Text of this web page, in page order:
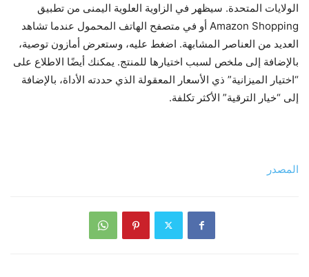
الولايات المتحدة. سيظهر في الزاوية العلوية اليمنى من تطبيق
Amazon Shopping أو في متصفح الهاتف المحمول عندما تشاهد
العديد من العناصر المشابهة. اضغط عليه، وستعرض أمازون توصية،
بالإضافة إلى ملخص لسبب اختيارها للمنتج. يمكنك أيضًا الاطلاع على
“اختيار الميزانية” ذي الأسعار المعقولة الذي حددته الأداة، بالإضافة
إلى “خيار الترقية” الأكثر تكلفة.
المصدر